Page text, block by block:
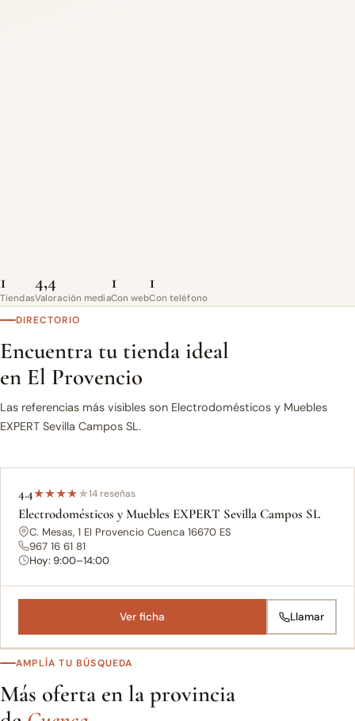
1
Tiendas
4,4
Valoración media
1
Con web
1
Con teléfono
DIRECTORIO
Encuentra tu tienda ideal
en El Provencio
Las referencias más visibles son Electrodomésticos y Muebles
EXPERT Sevilla Campos SL.
4.4★★★★★14 reseñas
Electrodomésticos y Muebles EXPERT Sevilla Campos SL
C. Mesas, 1 El Provencio Cuenca 16670 ES
967 16 61 81
Hoy: 9:00–14:00
Ver ficha Llamar
AMPLÍA TU BÚSQUEDA
Más oferta en la provincia